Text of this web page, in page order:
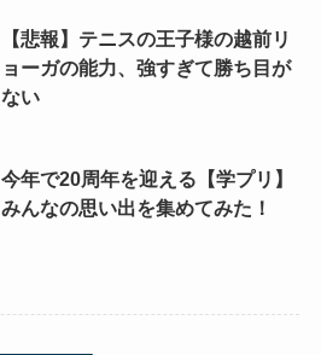
【悲報】テニスの王子様の越前リ
ョーガの能力、強すぎて勝ち目が
ない
今年で20周年を迎える【学プリ】
みんなの思い出を集めてみた！